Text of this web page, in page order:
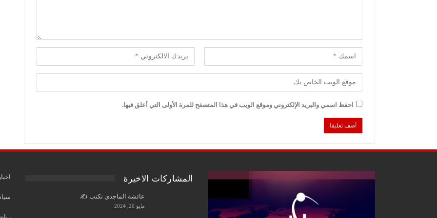
احفظ اسمي والبريد الإلكتروني وموقع الويب في هذا المتصفح للمرة الأولى التي أعلق فيها.
المشاركات الاخيرة
عائشة الماجدي تكتب ✍️
مايو 20, 2024
اخبار